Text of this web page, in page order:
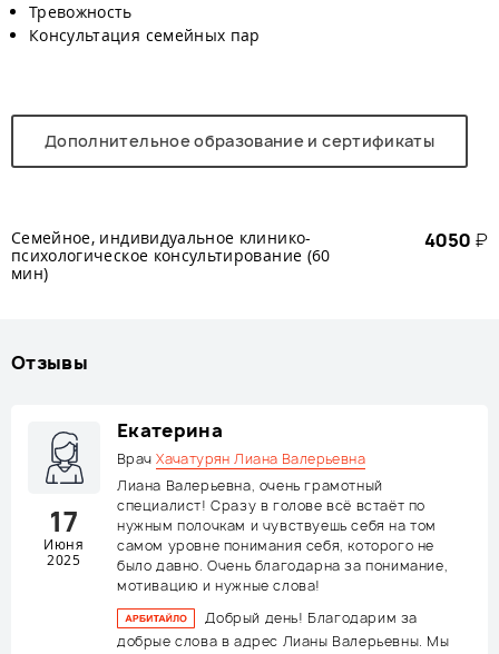
Тревожность
Консультация семейных пар
Дополнительное образование и сертификаты
Семейное, индивидуальное клинико-
психологическое консультирование (60
мин)
4050 ₽
Отзывы
17
Июня
2025
Екатерина
ВрачХачатурян Лиана Валерьевна
Лиана Валерьевна, очень грамотный
специалист! Сразу в голове всё встаёт по
нужным полочкам и чувствуешь себя на том
самом уровне понимания себя, которого не
было давно. Очень благодарна за понимание,
мотивацию и нужные слова!
Добрый день! Благодарим за
добрые слова в адрес Лианы Валерьевны. Мы